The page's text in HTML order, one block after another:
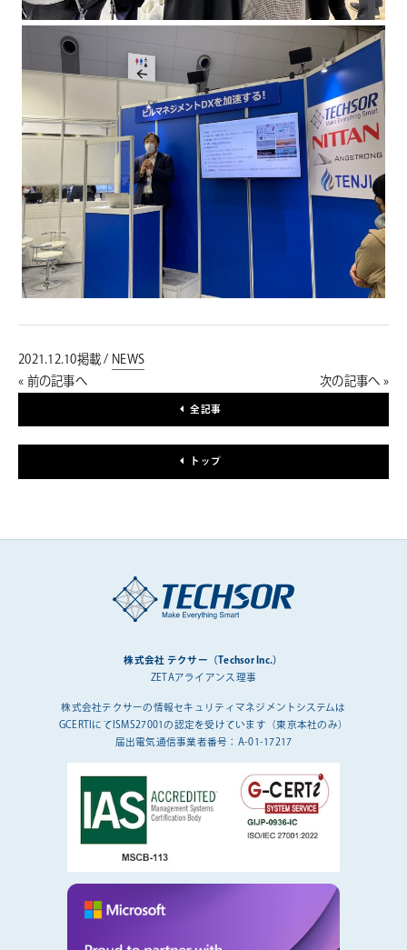
2021.12.10掲載 / NEWS
« 前の記事へ
次の記事へ »
全記事
トップ
株式会社 テクサー（Techsor Inc.）
ZETAアライアンス理事
株式会社テクサーの情報セキュリティマネジメントシステムは
GCERTIにてISMS27001の認定を受けています（東京本社のみ）
届出電気通信事業者番号：A-01-17217